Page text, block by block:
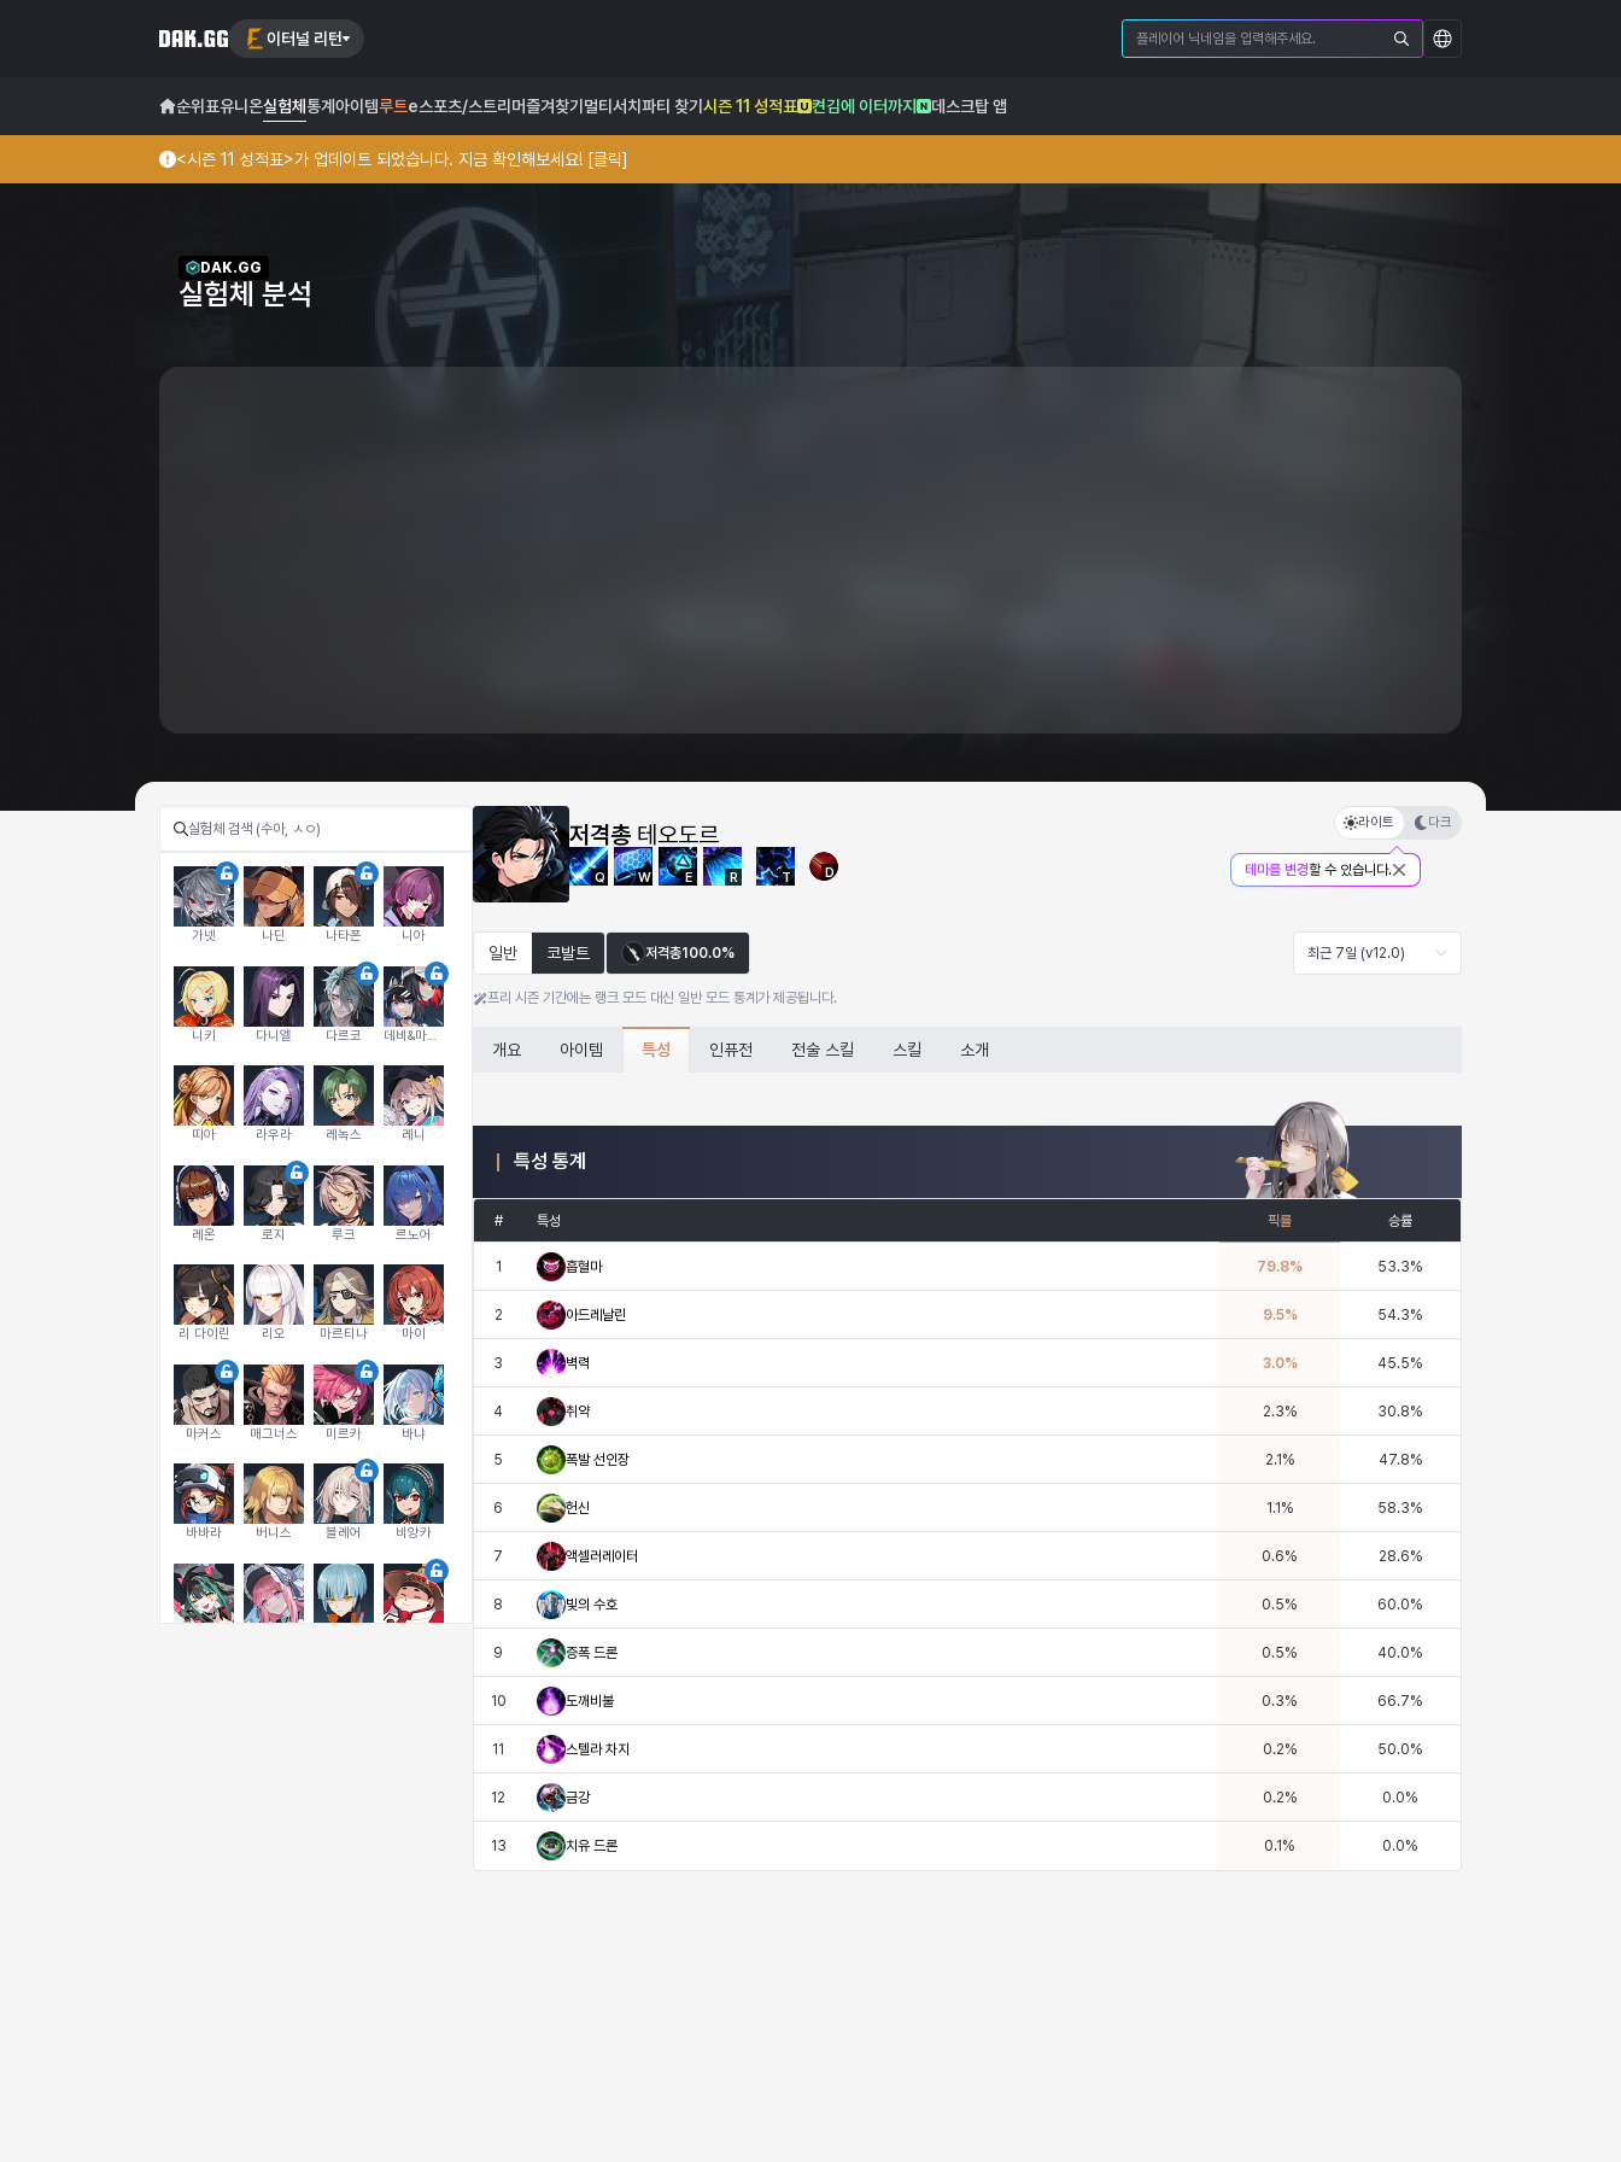
이터널 리턴
순위표유니온실험체 통계 아이템루트e스포츠/스트리머즐겨찾기 멀티서치 파티 찾기 시즌 11 성적표 켠김에 이터까지 데스크탑 앱
<시즌 11 성적표>가 업데이트 되었습니다. 지금 확인해보세요! [클릭]
DAK.GG
실험체 분석
가넷 나딘 나타폰 니아
니키 다니엘 다르코
띠아 라우라 레녹스 레니
레온 로지 루크 르노어
리 다이린 리오 마르티나 마이
마커스 매그너스 미르카 바냐
바바라 버니스 블레어 비앙카
저격총 테오도르
Q W E R T D
라이트 다크
테마를 변경할 수 있습니다.
일반 코발트 저격총100.0% 최근 7일 (v12.0)
프리 시즌 기간에는 랭크 모드 대신 일반 모드 통계가 제공됩니다.
개요 아이템 특성 인퓨전 전술 스킬 스킬 소개
특성 통계
# 특성 픽률 승률
1 흡혈마 79.8% 53.3%
2 아드레날린 9.5% 54.3%
3 벽력 3.0% 45.5%
4 취약 2.3% 30.8%
5 폭발 선인장 2.1 % 47.8%
6 헌신 1.1 % 58.3%
7 액셀러레이터 0.6% 28.6%
8 빛의 수호 0.5% 60.0%
9 증폭 드론 0.5% 40.0%
10 도깨비불 0.3% 66.7%
11 스텔라 차지 0.2% 50.0%
12 금강 0.2% 0.0%
13 치유 드론 0.1 % 0.0%